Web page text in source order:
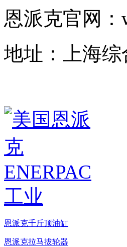
恩派克官网：
地址：上海
恩派克千斤顶油缸
恩派克拉马拔轮器